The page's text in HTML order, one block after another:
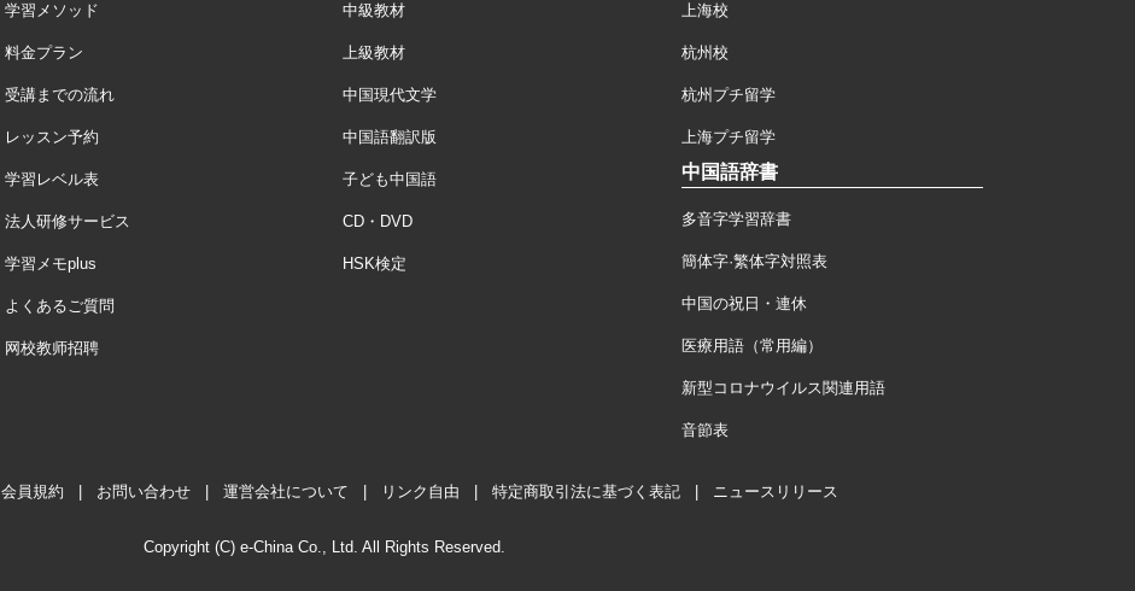
学習メソッド
料金プラン
受講までの流れ
レッスン予約
学習レベル表
法人研修サービス
学習メモplus
よくあるご質問
网校教师招聘
中級教材
上級教材
中国現代文学
中国語翻訳版
子ども中国語
CD・DVD
HSK検定
上海校
杭州校
杭州プチ留学
上海プチ留学
中国語辞書
多音字学習辞書
簡体字·繁体字対照表
中国の祝日・連休
医療用語（常用編）
新型コロナウイルス関連用語
音節表
会員規約 お問い合わせ 運営会社について リンク自由 特定商取引法に基づく表記 ニュースリリース
Copyright (C) e-China Co., Ltd. All Rights Reserved.